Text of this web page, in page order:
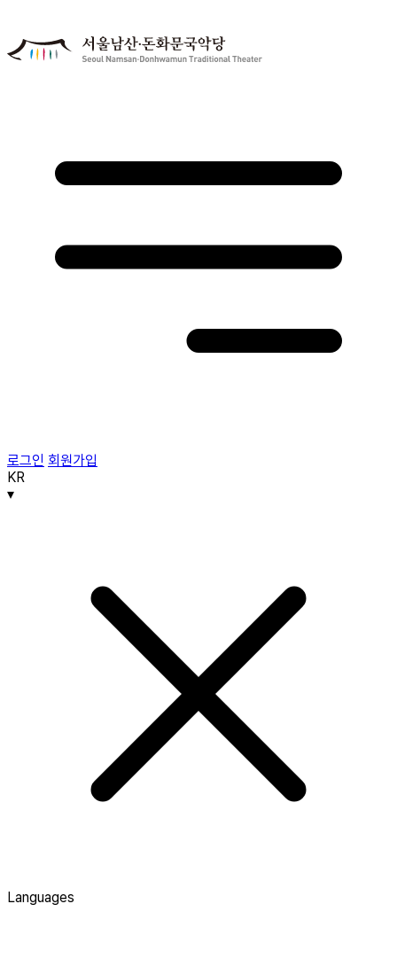
로그인 회원가입
KR
▾
Languages